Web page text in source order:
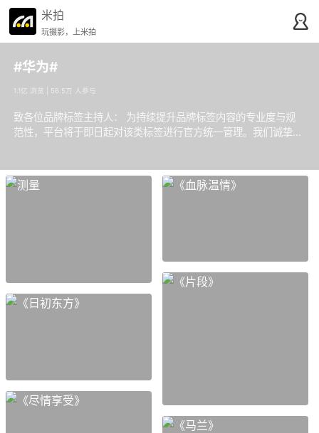
米拍
玩摄影，上米拍
#华为#
1.1亿 浏览 | 56.5万 人参与
致各位品牌标签主持人： 为持续提升品牌标签内容的专业度与规
范性，平台将于即日起对该类标签进行官方统一管理。我们诚挚邀
的用户提交申请，加入我们的管理团队。